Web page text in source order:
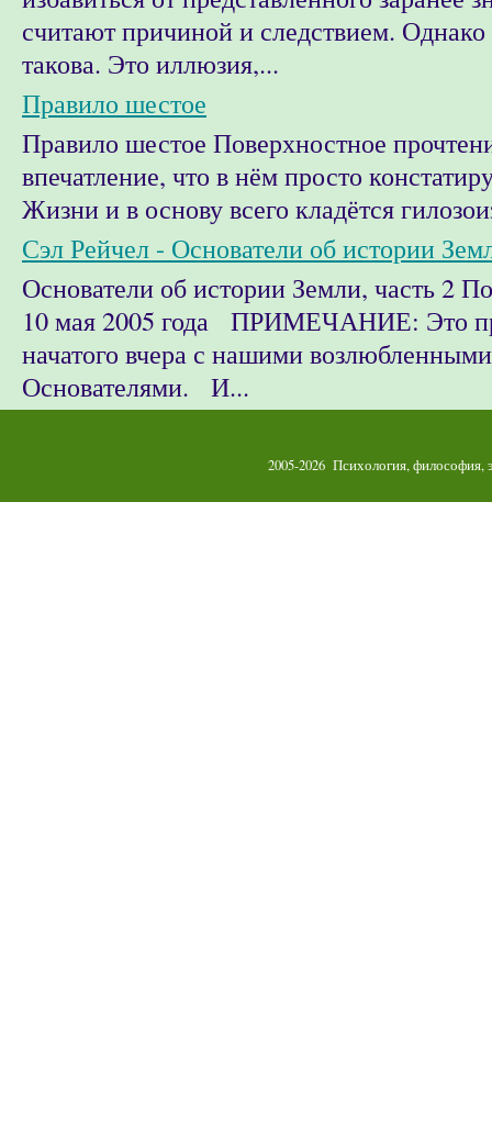
считают причиной и следствием. Однако
такова. Это иллюзия,...
Правило шестое
Правило шестое Поверхностное
впечатление, что в нём просто
Жизни и в основу всего кладётся
Сэл Рейчел - Основатели об истории
Основатели об истории Земли, часть 2
10 мая 2005 года ПРИМЕЧАНИЕ: Это
начатого вчера с нашими
Основателями. И...
2005-2026 Психология, философия,